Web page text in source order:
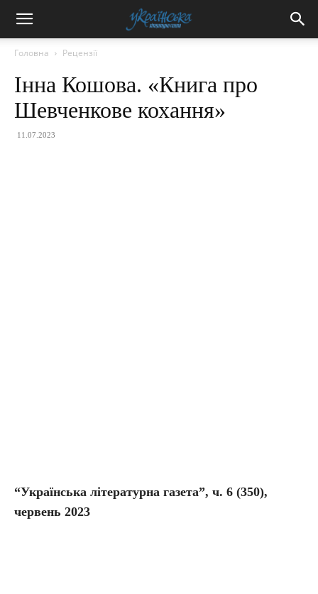
Головна Рецензії
Інна Кошова. «Книга про
Шевченкове кохання»
11.07.2023
“Українська літературна газета”, ч. 6 (350),
червень 2023